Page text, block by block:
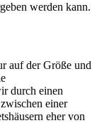
werden kann.
auf der Größe und
durch einen
einer
eher von